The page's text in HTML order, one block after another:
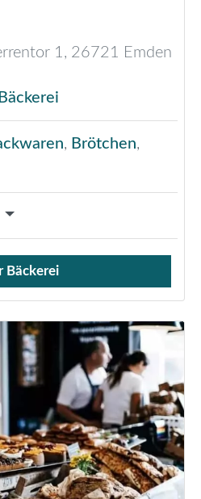
1, 26721 Emden
Bäckerei
, Brötchen,
Bäckerei